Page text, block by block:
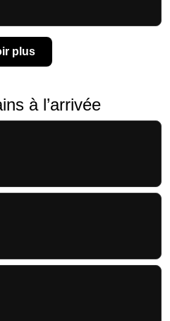
plus
à l’arrivée